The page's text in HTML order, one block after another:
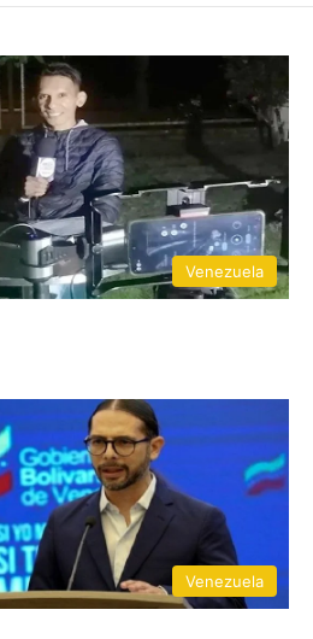
Venezuela
Venezuela